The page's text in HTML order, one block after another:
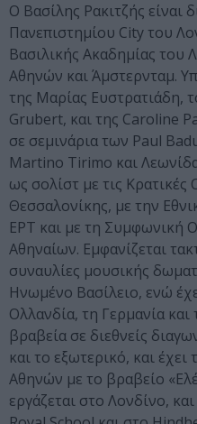
Ο Βασίλης Ρακιτζής είναι
Πανεπιστημίου City του
Βασιλικής Ακαδημίας του
Αθηνών και Άμστερνταμ.
της Μαρίας Ευστρατιάδη,
Grubert, και της Caroline
σε σεμινάρια των Paul
Martino Tirimo και
ως σολίστ με τις
Θεσσαλονίκης, με την
ΕΡΤ και με τη Συμφωνική
Αθηναίων. Εμφανίζεται
συναυλίες μουσικής
Ηνωμένο Βασίλειο, ενώ
Ολλανδία, τη Γερμανία και
βραβεία σε διεθνείς
και το εξωτερικό, και
Αθηνών με το βραβείο
εργάζεται στο Λονδίνο,